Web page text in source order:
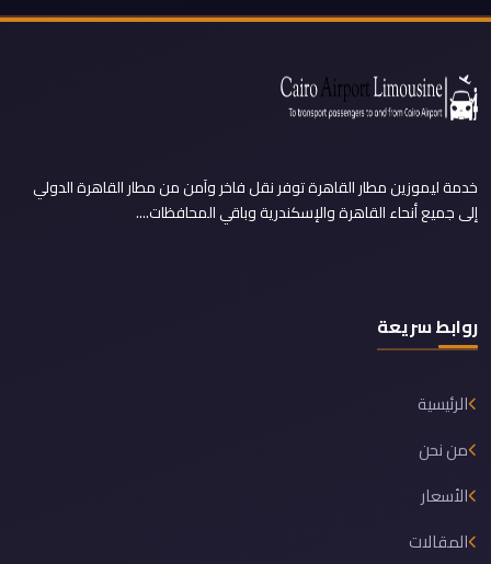
خدمة ليموزين مطار القاهرة توفر نقل فاخر وآمن من مطار القاهرة الدولي
إلى جميع أنحاء القاهرة والإسكندرية وباقي المحافظات....
روابط سريعة
الرئيسية
من نحن
الأسعار
المقالات